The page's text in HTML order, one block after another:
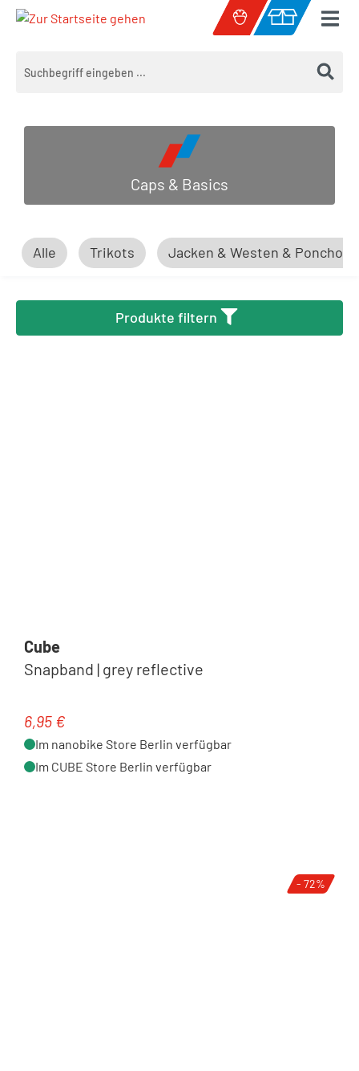
Zum Hauptinhalt springen
Warenkorb
Caps & Basics
Alle Trikots Jacken & Westen & Ponchos
Produkte filtern
Cube
Snapband | grey reflective
Regulärer Preis:
6,95 €
Im nanobike Store Berlin verfügbar
Im CUBE Store Berlin verfügbar
- 72%